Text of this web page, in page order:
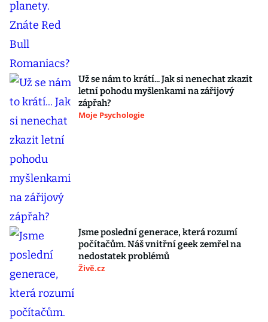
Už se nám to krátí... Jak si nenechat zkazit
letní pohodu myšlenkami na zářijový
zápřah?
Moje Psychologie
Jsme poslední generace, která rozumí
počítačům. Náš vnitřní geek zemřel na
nedostatek problémů
Živě.cz